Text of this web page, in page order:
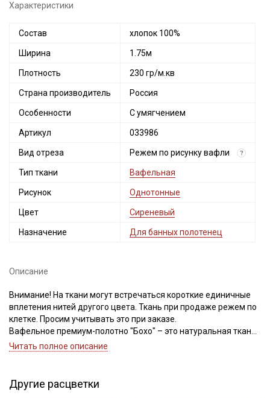
Характеристики
Состав хлопок 100%
Ширина 1.75м
Плотность 230 гр/м.кв
Страна производитель Россия
Особенности С умягчением
Артикул 033986
Вид отреза Режем по рисунку вафли ?
Тип ткани Вафельная
Рисунок Однотонные
Цвет Сиреневый
Назначение Для банных полотенец
Описание
Внимание! На ткани могут встречаться короткие единичные
вплетения нитей другого цвета. Ткань при продаже режем по
клетке. Просим учитывать это при заказе.
Вафельное премиум-полотно "Бохо" – это натуральная ткань
из 100% хлопка, с крупной объемной клеточной фактурой
придает ткани особую мягкость. После стирки ткань слегка
сжимается и становится более объемной и рельефной,
Читать полное описание
Другие расцветки